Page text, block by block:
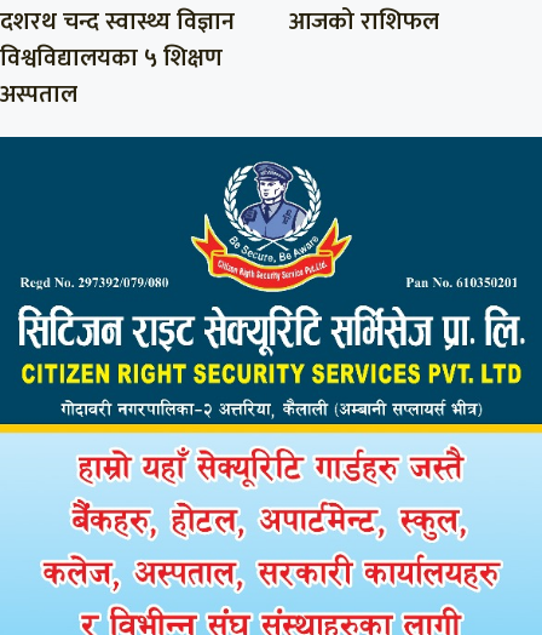
दशरथ चन्द स्वास्थ्य विज्ञान
विश्वविद्यालयका ५ शिक्षण
अस्पताल
आजको राशिफल